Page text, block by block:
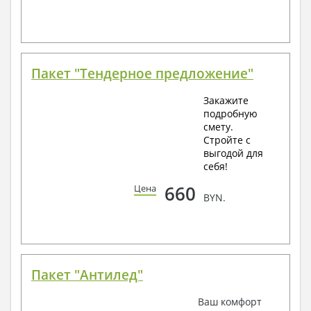
Пакет "Тендерное предложение"
Закажите
подробную
смету.
Стройте с
выгодой для
себя!
Цена 660 BYN.
Пакет "Антилед"
Ваш комфорт